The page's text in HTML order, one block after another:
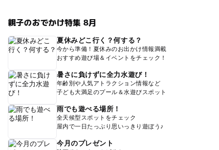
親子のおでかけ特集 8月
夏休みどこ行く？何する？
今から準備！夏休みのお出かけ情報満載
おすすめ遊び場＆イベントをチェック！
暑さに負けずに全力水遊び！
年齢別や人気アトラクション情報など
子ども大満足のプール＆水遊びスポット
雨でも遊べる場所！
全天候型スポットをチェック
屋内で一日たっぷり思いっきり遊ぼう♪
今月のプレゼント